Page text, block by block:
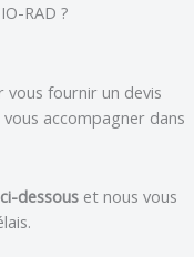
RAD ?
fournir un devis
accompagner dans
dessous et nous vous